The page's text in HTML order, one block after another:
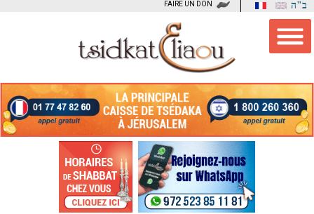
ב"ה FAIRE UN DON